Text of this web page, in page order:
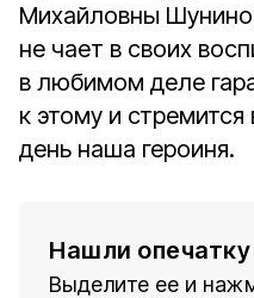
Михайловны
не чает в своих
в любимом деле
к этому и
день наша героиня.
Нашли опечатку
Выделите ее и